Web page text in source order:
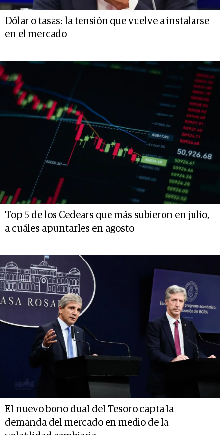
Dólar o tasas: la tensión que vuelve a instalarse
en el mercado
Top 5 de los Cedears que más subieron en julio,
a cuáles apuntarles en agosto
El nuevo bono dual del Tesoro capta la
demanda del mercado en medio de la